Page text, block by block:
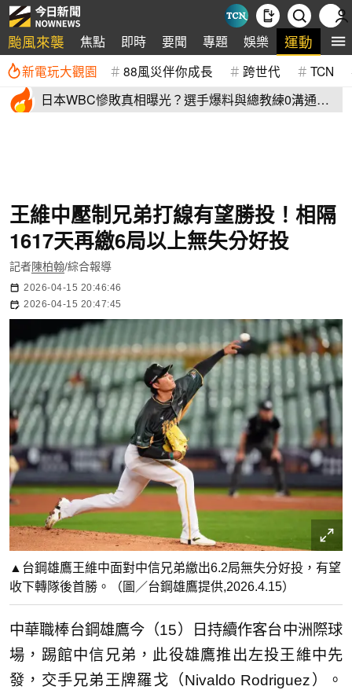
颱風來襲 焦點 即時 要聞 專題 娛樂 運動 全
新電玩大觀園 88風災伴你成長 跨世代 TCN
日本WBC慘敗真相曝光？選手爆料與總教練0溝通
王維中壓制兄弟打線有望勝投！相隔
1617天再繳6局以上無失分好投
記者陳柏翰/綜合報導
2026-04-15 20:46:46
2026-04-15 20:47:45
▲台鋼雄鷹王維中面對中信兄弟繳出6.2局無失分好投，有望
收下轉隊後首勝。（圖／台鋼雄鷹提供,2026.4.15）
中華職棒台鋼雄鷹今（15）日持續作客台中洲際球
場，踢館中信兄弟，此役雄鷹推出左投王維中先
發，交手兄弟王牌羅戈（Nivaldo Rodriguez）。